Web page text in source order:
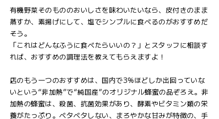
有機野菜そのもののおいしさを味わいたいなら、皮付きのまま
蒸すか、素揚げにして、塩でシンプルに食べるのがおすすめだ
そう。
「これはどんなふうに食べたらいいの？」とスタッフに相談す
れば、おすすめの調理法を教えてもらえますよ！
店のもう一つのおすすめは、国内で3%ほどしか出回っていな
いという“非加熱”で“純国産”のオリジナル蜂蜜の品ぞろえ。非
加熱の蜂蜜は、殺菌、抗菌効果があり、酵素やビタミン類の栄
養がたっぷり。ベタベタしない、まろやかな甘みが特徴の、手